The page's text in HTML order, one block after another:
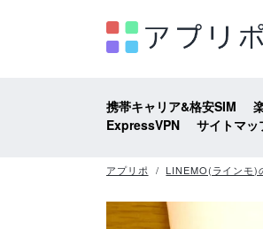
携帯キャリア&格安SIM
ExpressVPN
サイトマッ
アプリポ LINEMO(ラインモ)